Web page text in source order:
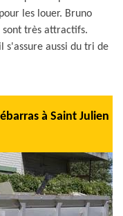
les louer. Bruno
sont très attractifs.
s'assure aussi du tri de
à Saint Julien